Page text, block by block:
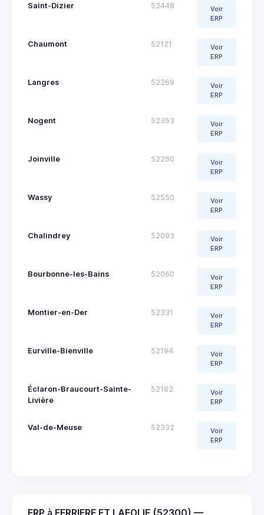
Saint-Dizier 52448
Voir
ERP
Chaumont 52121
Voir
ERP
Langres 52269
Voir
ERP
Nogent 52353
Voir
ERP
Joinville 52250
Voir
ERP
Wassy 52550
Voir
ERP
Chalindrey 52093
Voir
ERP
Bourbonne-les-Bains 52060
Voir
ERP
Montier-en-Der 52331
Voir
ERP
Eurville-Bienville 52194
Voir
ERP
Éclaron-Braucourt-Sainte-
Livière
52182
Voir
ERP
Val-de-Meuse 52332
Voir
ERP
ERP à FERRIERE ET LAFOLIE (52300) —